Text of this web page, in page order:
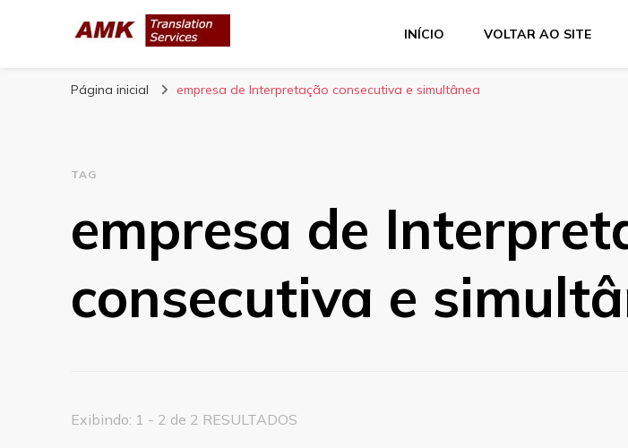
AMK Translation Services
INÍCIO VOLTAR AO SITE
Página inicial empresa de Interpretação consecutiva e simultânea
TAG
empresa de
consecutiva e
Exibindo: 1 - 2 de 2 RESULTADOS